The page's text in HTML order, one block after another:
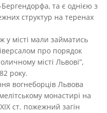
та є однією з
структур на теренах
у місті мали займатись
про порядок
місті Львові”,
року.
вогнеборців Львова
монастирі на
ст. пожежний загін